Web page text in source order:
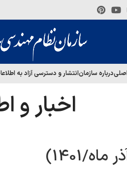
درباره سازمانانتشار و دسترسی آزاد به
اخبار و